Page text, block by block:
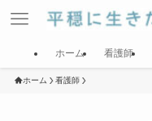
ホーム 看護師
ホーム 看護師